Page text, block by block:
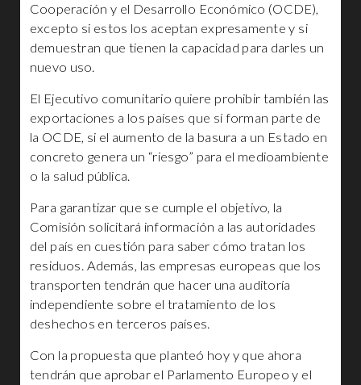
Cooperación y el Desarrollo Económico (OCDE),
excepto si estos los aceptan expresamente y si
demuestran que tienen la capacidad para darles un
nuevo uso.
El Ejecutivo comunitario quiere prohibir también las
exportaciones a los países que sí forman parte de
la OCDE, si el aumento de la basura a un Estado en
concreto genera un “riesgo” para el medioambiente
o la salud pública.
Para garantizar que se cumple el objetivo, la
Comisión solicitará información a las autoridades
del país en cuestión para saber cómo tratan los
residuos. Además, las empresas europeas que los
transporten tendrán que hacer una auditoría
independiente sobre el tratamiento de los
deshechos en terceros países.
Con la propuesta que planteó hoy y que ahora
tendrán que aprobar el Parlamento Europeo y el